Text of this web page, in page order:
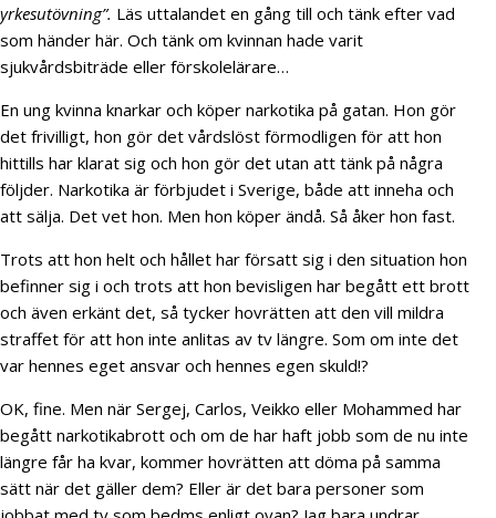
yrkesutövning”. Läs uttalandet en gång till och tänk efter vad
som händer här. Och tänk om kvinnan hade varit
sjukvårdsbiträde eller förskolelärare…
En ung kvinna knarkar och köper narkotika på gatan. Hon gör
det frivilligt, hon gör det vårdslöst förmodligen för att hon
hittills har klarat sig och hon gör det utan att tänk på några
följder. Narkotika är förbjudet i Sverige, både att inneha och
att sälja. Det vet hon. Men hon köper ändå. Så åker hon fast.
Trots att hon helt och hållet har försatt sig i den situation hon
befinner sig i och trots att hon bevisligen har begått ett brott
och även erkänt det, så tycker hovrätten att den vill mildra
straffet för att hon inte anlitas av tv längre. Som om inte det
var hennes eget ansvar och hennes egen skuld!?
OK, fine. Men när Sergej, Carlos, Veikko eller Mohammed har
begått narkotikabrott och om de har haft jobb som de nu inte
längre får ha kvar, kommer hovrätten att döma på samma
sätt när det gäller dem? Eller är det bara personer som